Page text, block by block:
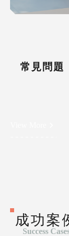
常見問題
成功案
Success